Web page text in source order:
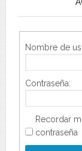
Nombre de
Contraseña:
Recordar mi
contraseña